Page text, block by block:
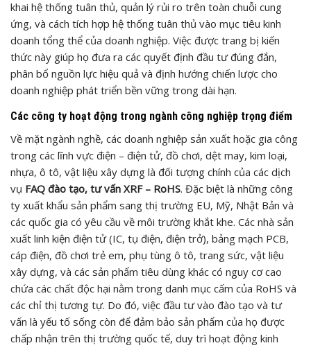
khai hệ thống tuân thủ, quản lý rủi ro trên toàn chuỗi cung
ứng, và cách tích hợp hệ thống tuân thủ vào mục tiêu kinh
doanh tổng thể của doanh nghiệp. Việc được trang bị kiến
thức này giúp họ đưa ra các quyết định đầu tư đúng đắn,
phân bổ nguồn lực hiệu quả và định hướng chiến lược cho
doanh nghiệp phát triển bền vững trong dài hạn.
Các công ty hoạt động trong ngành công nghiệp trọng điểm
Về mặt ngành nghề, các doanh nghiệp sản xuất hoặc gia công
trong các lĩnh vực điện – điện tử, đồ chơi, dệt may, kim loại,
nhựa, ô tô, vật liệu xây dựng là đối tượng chính của các dịch
vụ FAQ đào tạo, tư vấn XRF – RoHS. Đặc biệt là những công
ty xuất khẩu sản phẩm sang thị trường EU, Mỹ, Nhật Bản và
các quốc gia có yêu cầu về môi trường khắt khe. Các nhà sản
xuất linh kiện điện tử (IC, tụ điện, điện trở), bảng mạch PCB,
cáp điện, đồ chơi trẻ em, phụ tùng ô tô, trang sức, vật liệu
xây dựng, và các sản phẩm tiêu dùng khác có nguy cơ cao
chứa các chất độc hại nằm trong danh mục cấm của RoHS và
các chỉ thị tương tự. Do đó, việc đầu tư vào đào tạo và tư
vấn là yếu tố sống còn để đảm bảo sản phẩm của họ được
chấp nhận trên thị trường quốc tế, duy trì hoạt động kinh